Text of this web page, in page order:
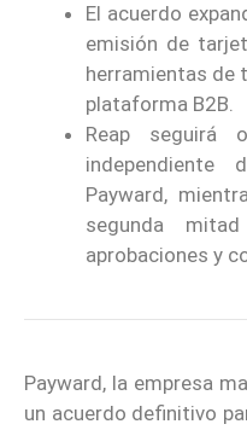
El acuerdo
emisión de
herramientas de
plataforma B2B.
Reap seguirá
independiente
Payward,
segunda
aprobaciones y
Payward, la empresa
un acuerdo definitivo